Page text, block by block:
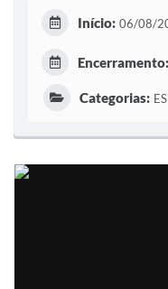
Início: 06/08/
Encerramento:
Categorias: